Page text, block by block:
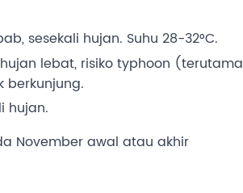
sesekali hujan. Suhu 28-32°C.
lebat, risiko typhoon (terutama
berkunjung.
hujan.
November awal atau akhir